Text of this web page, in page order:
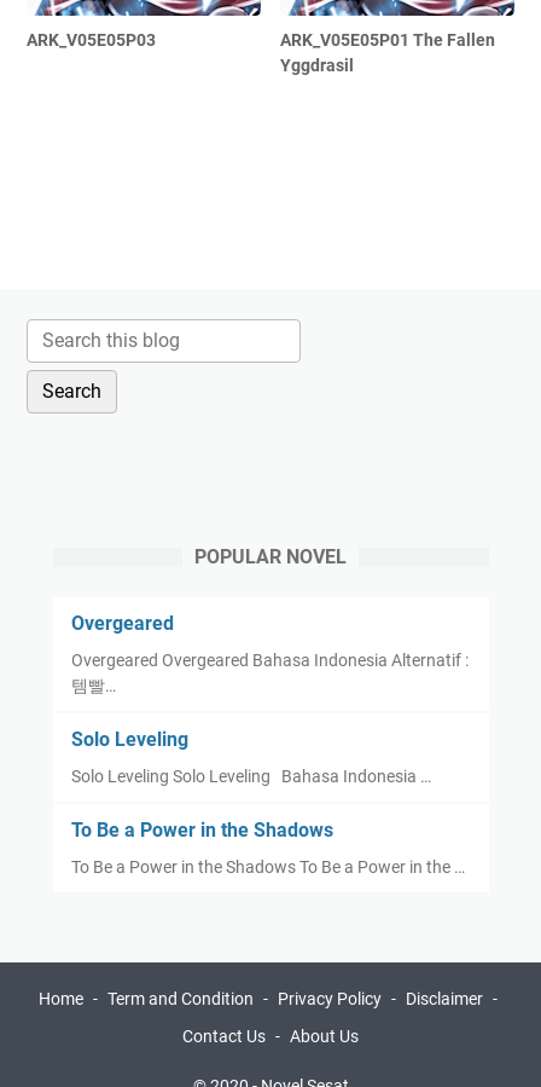
ARK_V05E05P03
ARK_V05E05P01 The Fallen
Yggdrasil
POPULAR NOVEL
Overgeared
Overgeared Overgeared Bahasa Indonesia Alternatif :
템빨…
Solo Leveling
Solo Leveling Solo Leveling Bahasa Indonesia …
To Be a Power in the Shadows
To Be a Power in the Shadows To Be a Power in the …
Home Term and Condition Privacy Policy
Disclaimer
Contact Us
About Us